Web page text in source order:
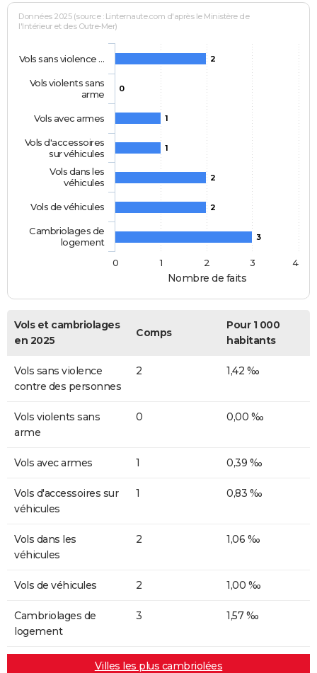
Nombre de faits
Données 2025 (source : Linternaute.com d'après le Ministère de
l'Intérieur et des Outre-Mer)
2
0
1
1
2
2
3
Vols sans violence …
Vols violents sans
arme
Vols avec armes
Vols d'accessoires
sur véhicules
Vols dans les
véhicules
Vols de véhicules
Cambriolages de
logement
0
1 2 3 4
Vols et cambriolages
en 2025
Comps
Pour 1 000
habitants
Vols sans violence
contre des personnes
2 1,42 ‰
Vols violents sans
arme
0 0,00 ‰
Vols avec armes 1 0,39 ‰
Vols d'accessoires sur
véhicules
1 0,83 ‰
Vols dans les
véhicules
2 1,06 ‰
Vols de véhicules 2 1,00 ‰
Cambriolages de
logement
3 1,57 ‰
Villes les plus cambriolées